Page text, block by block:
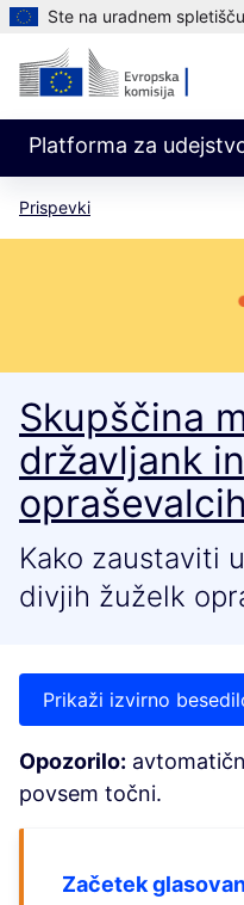
Ste na uradnem
Platforma za
Prispevki
Skupščina
državljank
opraševalcih
Kako zaustaviti
divjih žuželk
Prikaži izvirno
Opozorilo:
povsem točni.
Začetek